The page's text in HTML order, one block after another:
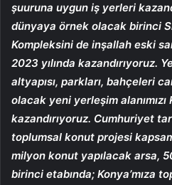
şuuruna uygun iş yerleri
dünyaya örnek olacak birinci
Kompleksini de inşallah eski
2023 yılında kazandırıyoruz.
altyapısı, parkları, bahçeleri
olacak yeni yerleşim alanımızı
kazandırıyoruz. Cumhuriyet
toplumsal konut projesi
milyon konut yapılacak arsa,
birinci etabında; Konya’mıza